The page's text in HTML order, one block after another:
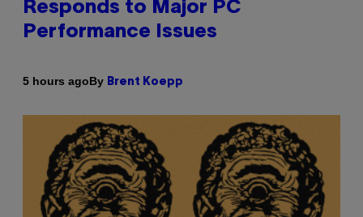
Responds to Major PC
Performance Issues
5 hours agoBy Brent Koepp